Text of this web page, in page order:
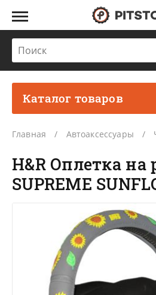
Каталог товаров
Главная Автоаксессуары
H&R Оплетка на
SUPREME